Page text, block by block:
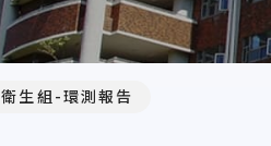
衛生組-環測報告